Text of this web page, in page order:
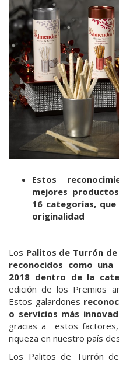
Estos
mejores
16 categorías,
originalidad
Los Palitos de Turrón
reconocidos como
2018 dentro de la
edición de los Premios
Estos galardones
o servicios más
gracias a estos
riqueza en nuestro país
Los Palitos de Turrón de